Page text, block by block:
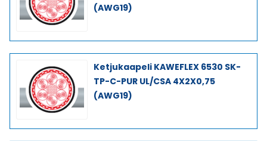
(AWG19)
Ketjukaapeli KAWEFLEX 6530 SK-
TP-C-PUR UL/CSA 4X2X0,75
(AWG19)